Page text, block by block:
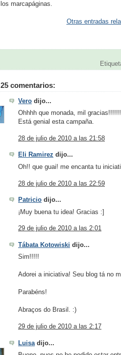
los marcapáginas.
Otras entradas
25 comentarios:
Vero dijo...
Ohhhh que monada, mil
Está genial esta campaña.
28 de julio de 2010 a las 21:58
Eli Ramirez dijo...
Oh!! que guai! me encanta tu
28 de julio de 2010 a las 22:59
Patricio dijo...
¡Muy buena tu idea! Gracias :]
29 de julio de 2010 a las 2:01
Tábata Kotowiski dijo...
Sim!!!!!
Adorei a iniciativa! Seu blog tá no
Parabéns!
Abraços do Brasil. :)
29 de julio de 2010 a las 2:17
Luisadijo...